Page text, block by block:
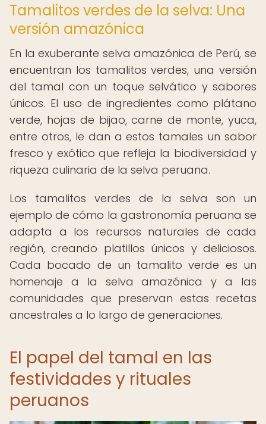
Tamalitos verdes de la selva: Una
versión amazónica
En la exuberante selva amazónica de Perú, se
encuentran los tamalitos verdes, una versión
del tamal con un toque selvático y sabores
únicos. El uso de ingredientes como plátano
verde, hojas de bijao, carne de monte, yuca,
entre otros, le dan a estos tamales un sabor
fresco y exótico que refleja la biodiversidad y
riqueza culinaria de la selva peruana.
Los tamalitos verdes de la selva son un
ejemplo de cómo la gastronomía peruana se
adapta a los recursos naturales de cada
región, creando platillos únicos y deliciosos.
Cada bocado de un tamalito verde es un
homenaje a la selva amazónica y a las
comunidades que preservan estas recetas
ancestrales a lo largo de generaciones.
El papel del tamal en las
festividades y rituales
peruanos